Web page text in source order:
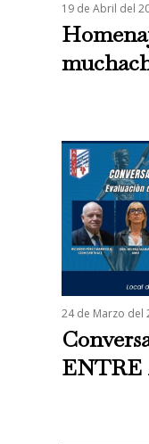
19 de Abril del
24 de Marzo del
ENTRE